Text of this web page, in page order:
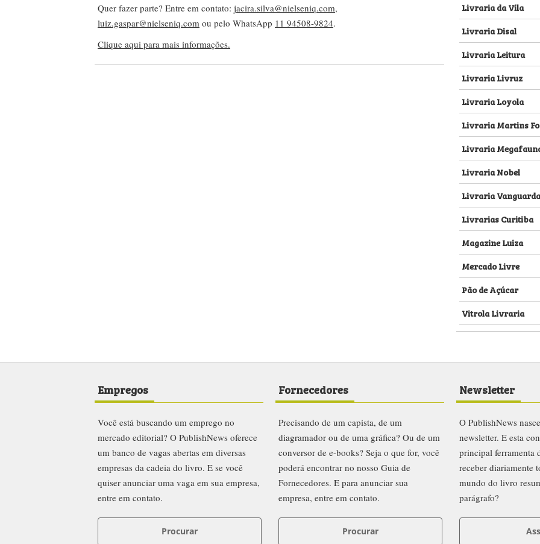
Quer fazer parte? Entre em contato: jacira.silva@nielseniq.com,
luiz.gaspar@nielseniq.com ou pelo WhatsApp 11 94508-9824.
Clique aqui para mais informações.
Livraria da Vila
Livraria Disal
Livraria Leitura
Livraria Livruz
Livraria Loyola
Livraria Martins
Livraria
Livraria Nobel
Livraria Vanguarda
Livrarias Curitiba
Magazine Luiza
Mercado Livre
Pão de Açúcar
Vitrola Livraria
Empregos
Você está buscando um emprego no
mercado editorial? O PublishNews oferece
um banco de vagas abertas em diversas
empresas da cadeia do livro. E se você
quiser anunciar uma vaga em sua empresa,
entre em contato.
Procurar
Fornecedores
Precisando de um capista, de um
diagramador ou de uma gráfica? Ou de um
conversor de e-books? Seja o que for, você
poderá encontrar no nosso Guia de
Fornecedores. E para anunciar sua
empresa, entre em contato.
Procurar
Newsletter
O PublishNews
newsletter. E esta
principal ferramenta
receber diariamente
mundo do livro
parágrafo?